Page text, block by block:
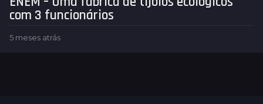
com 3 funcionários
5 meses atrás